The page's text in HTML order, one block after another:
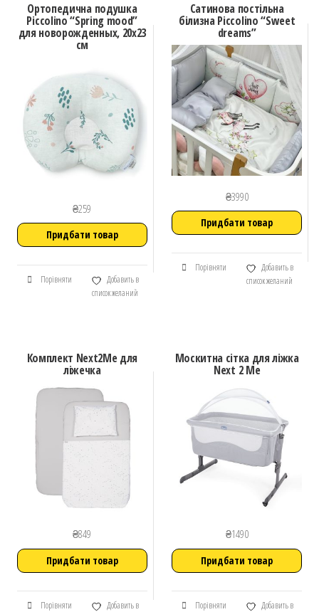
Ортопедична подушка
Piccolino “Spring mood”
для новорожденных, 20х23
см
₴259
Придбати товар
Порівняти
Добавить в
список желаний
Сатинова постільна
білизна Piccolino “Sweet
dreams”
₴3990
Придбати товар
Порівняти
Добавить в
список желаний
Комплект Next2Me для
ліжечка
₴849
Придбати товар
Порівняти Добавить в
Москитна сітка для ліжка
Next 2 Me
₴1490
Придбати товар
Порівняти Добавить в